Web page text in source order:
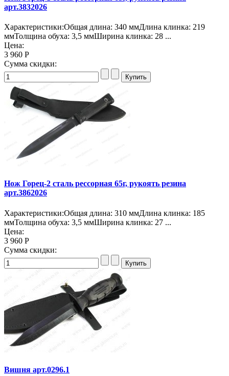
арт.3832026
Характеристики:Общая длина: 340 ммДлина клинка: 219
ммТолщина обуха: 3,5 ммШирина клинка: 28 ...
Цена:
3 960 Р
Сумма скидки:
Нож Горец-2 сталь рессорная 65г, рукоять резина
арт.3862026
Характеристики:Общая длина: 310 ммДлина клинка: 185
ммТолщина обуха: 3,5 ммШирина клинка: 27 ...
Цена:
3 960 Р
Сумма скидки:
Вишня арт.0296.1